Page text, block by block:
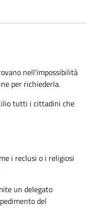
nell'impossibilità
per richiederla.
tutti i cittadini che
i reclusi o i religiosi
un delegato
del